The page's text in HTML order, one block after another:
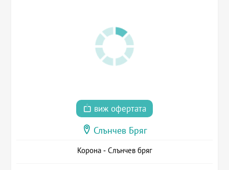
виж офертата
Слънчев Бряг
Корона - Слънчев бряг